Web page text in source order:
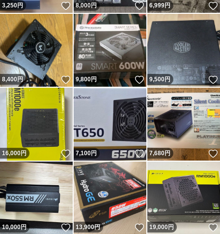
3,250円 いいね！
8,000円 いいね！
6,999円
8,400円 いいね！
9,800円 いいね！
9,500円
16,000円 いいね！
7,100円 いいね！
7,680円
10,000円 いいね！
13,900円 いいね！
19,000円